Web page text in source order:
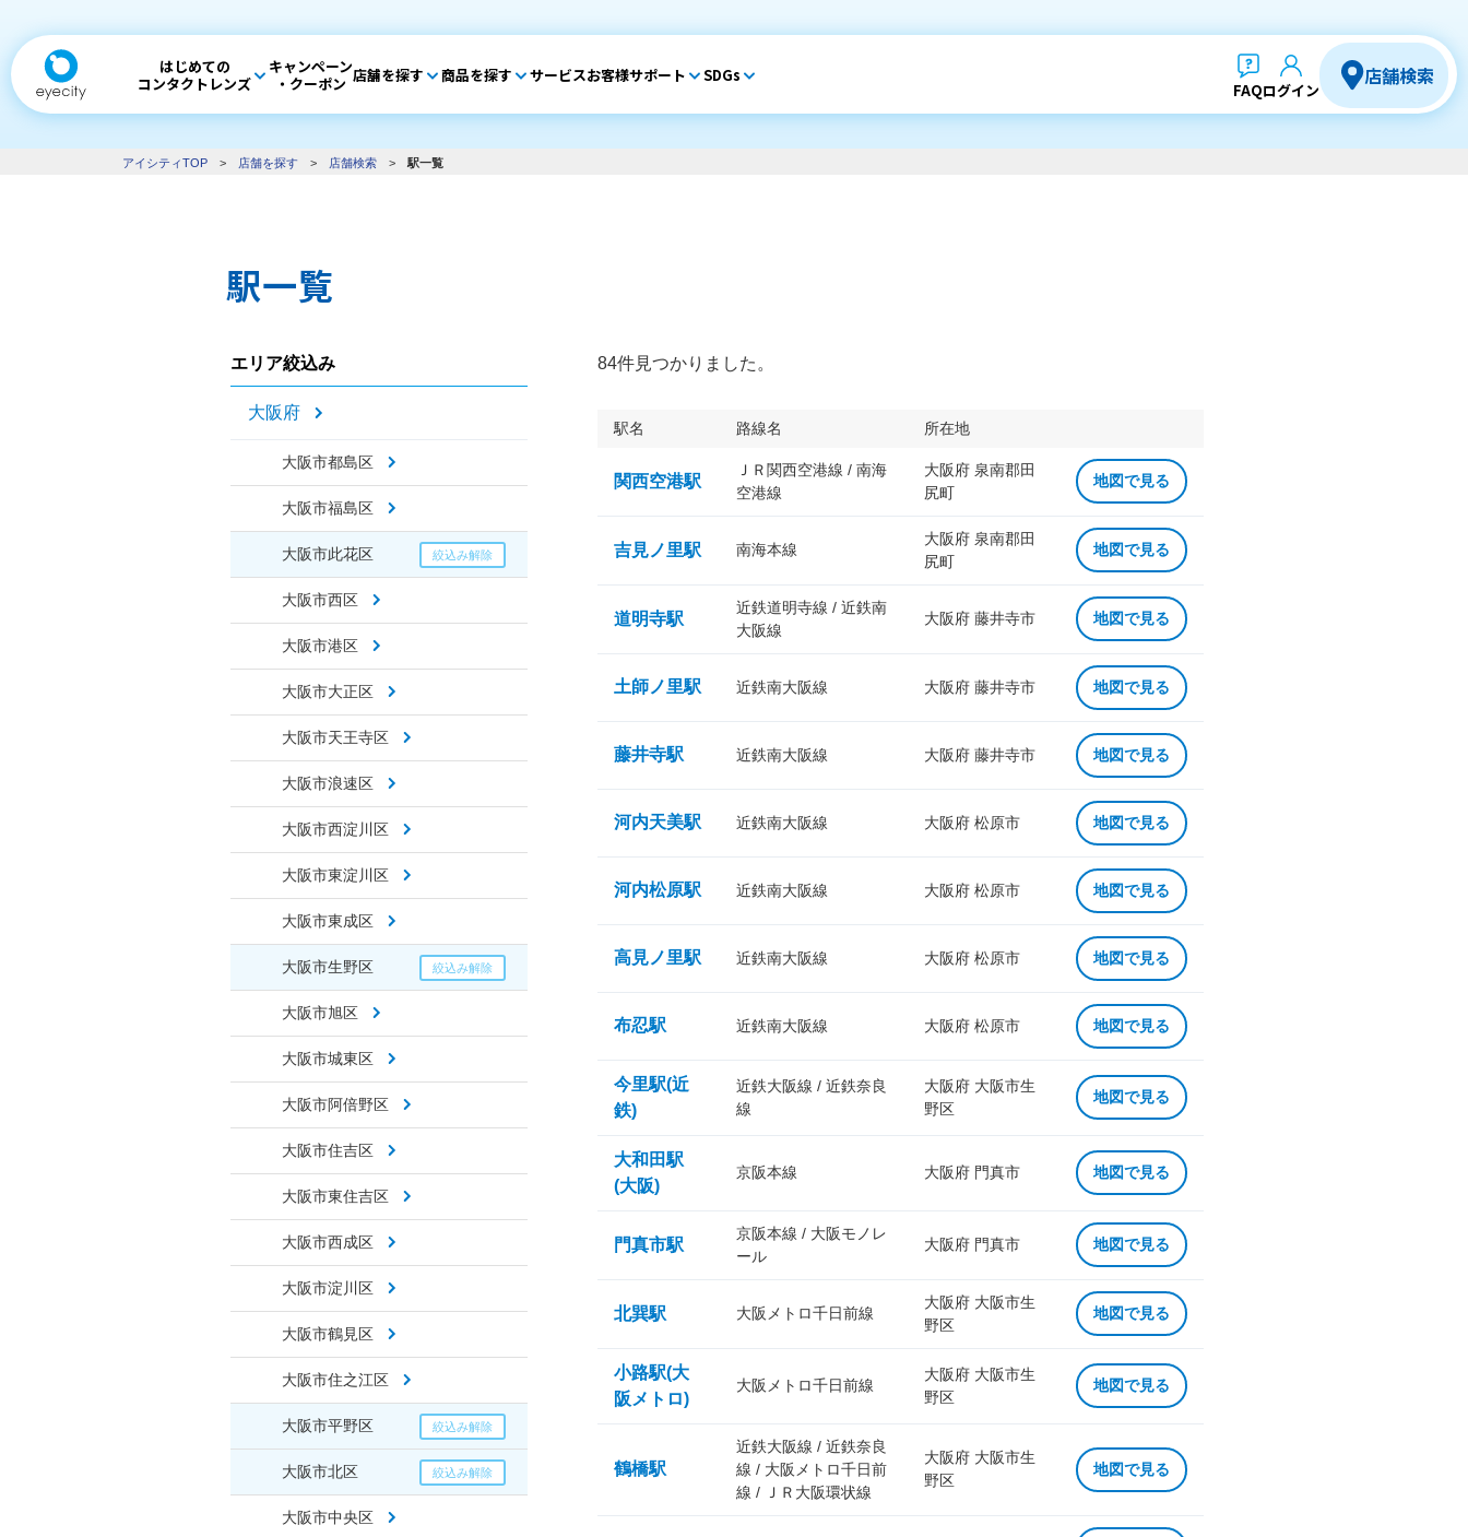
はじめての
コンタクトレンズ
キャンペーン
・クーポン 店舗を探す 商品を探す サービスお客様サポート SDGs
FAQログイン
店舗検索
アイシティTOP > 店舗を探す > 店舗検索 > 駅一覧
駅一覧
エリア絞込み
大阪府
大阪市都島区
大阪市福島区
大阪市此花区
大阪市西区
大阪市港区
大阪市大正区
大阪市天王寺区
大阪市浪速区
大阪市西淀川区
大阪市東淀川区
大阪市東成区
大阪市生野区
大阪市旭区
大阪市城東区
大阪市阿倍野区
大阪市住吉区
大阪市東住吉区
大阪市西成区
大阪市淀川区
大阪市鶴見区
大阪市住之江区
大阪市平野区
大阪市北区
大阪市中央区
84件見つかりました。
駅名 路線名 所在地
関西空港駅
ＪＲ関西空港線 / 南海
空港線
大阪府 泉南郡田
尻町
地図で見る
吉見ノ里駅 南海本線
大阪府 泉南郡田
尻町
地図で見る
道明寺駅
近鉄道明寺線 / 近鉄南
大阪線
大阪府 藤井寺市 地図で見る
土師ノ里駅 近鉄南大阪線 大阪府 藤井寺市 地図で見る
藤井寺駅 近鉄南大阪線 大阪府 藤井寺市 地図で見る
河内天美駅 近鉄南大阪線 大阪府 松原市 地図で見る
河内松原駅 近鉄南大阪線 大阪府 松原市 地図で見る
高見ノ里駅 近鉄南大阪線 大阪府 松原市 地図で見る
布忍駅 近鉄南大阪線 大阪府 松原市 地図で見る
今里駅(近
鉄)
近鉄大阪線 / 近鉄奈良
線
大阪府 大阪市生
野区
地図で見る
大和田駅
(大阪)
京阪本線 大阪府 門真市 地図で見る
門真市駅
京阪本線 / 大阪モノレ
ール
大阪府 門真市 地図で見る
北巽駅 大阪メトロ千日前線
大阪府 大阪市生
野区
地図で見る
小路駅(大
阪メトロ)
大阪メトロ千日前線
大阪府 大阪市生
野区
地図で見る
鶴橋駅
近鉄大阪線 / 近鉄奈良
線 / 大阪メトロ千日前
線 / ＪＲ大阪環状線
大阪府 大阪市生
野区
地図で見る